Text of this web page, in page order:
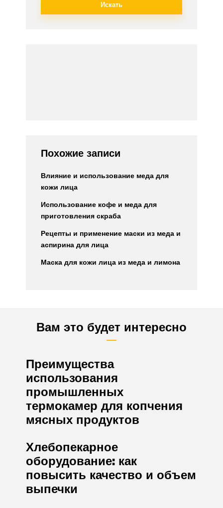
Искать
Похожие записи
Влияние и использование меда для
кожи лица
Использование кофе и меда для
приготовления скраба
Рецепты и применение маски из меда и
аспирина для лица
Маска для кожи лица из меда и лимона
Вам это будет интересно
Преимущества
использования
промышленных
термокамер для копчения
мясных продуктов
Хлебопекарное
оборудование: как
повысить качество и объем
выпечки